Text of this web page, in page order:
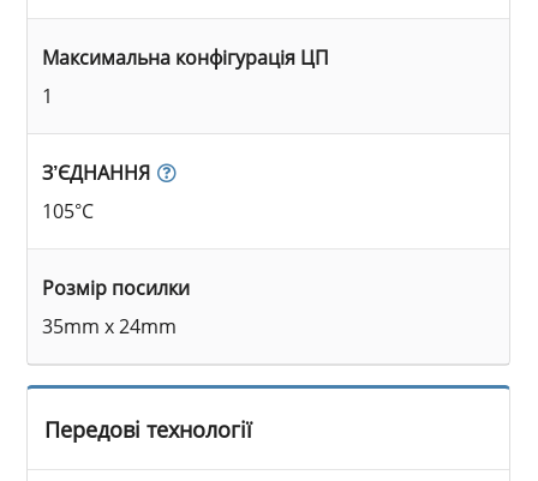
Максимальна конфігурація ЦП
1
З’ЄДНАННЯ
105°C
Розмір посилки
35mm x 24mm
Передові технології